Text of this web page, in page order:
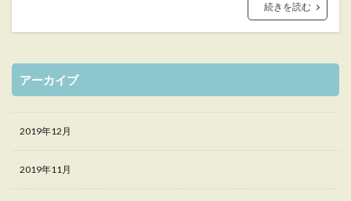
続きを読む
アーカイブ
2019年12月
2019年11月